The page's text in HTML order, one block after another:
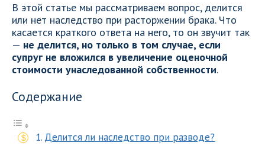
В этой статье мы рассматриваем вопрос, делится
или нет наследство при расторжении брака. Что
касается краткого ответа на него, то он звучит так
— не делится, но только в том случае, если
супруг не вложился в увеличение оценочной
стоимости унаследованной собственности.
Содержание
Делится ли наследство при разводе?